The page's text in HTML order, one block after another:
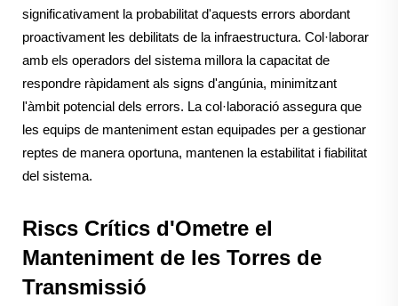
significativament la probabilitat d'aquests errors abordant
proactivament les debilitats de la infraestructura. Col·laborar
amb els operadors del sistema millora la capacitat de
respondre ràpidament als signs d'angúnia, minimitzant
l'àmbit potencial dels errors. La col·laboració assegura que
les equips de manteniment estan equipades per a gestionar
reptes de manera oportuna, mantenen la estabilitat i fiabilitat
del sistema.
Riscs Crítics d'Ometre el
Manteniment de les Torres de
Transmissió